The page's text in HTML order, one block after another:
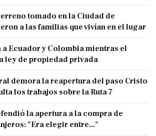
tomado en la Ciudad de
a las familias que vivían en el lugar
a Ecuador y Colombia mientras el
ley de propiedad privada
demora la reapertura del paso Cristo
los trabajos sobre la Ruta 7
la apertura a la compra de
"Era elegir entre..."